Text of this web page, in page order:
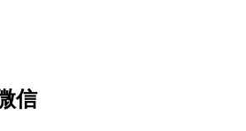
信